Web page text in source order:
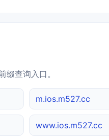
查询入口。
m.ios.m527.cc
www.ios.m527.cc